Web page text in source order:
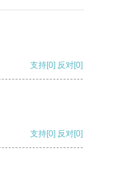
支持[0] 反对[0]
支持[0] 反对[0]